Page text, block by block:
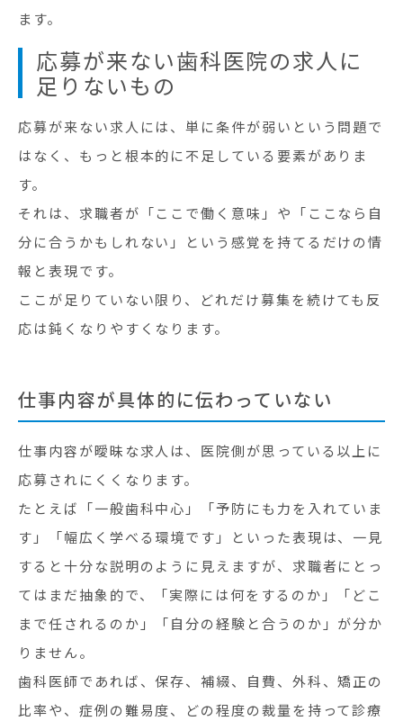
ます。
応募が来ない歯科医院の求人に
足りないもの
応募が来ない求人には、単に条件が弱いという問題で
はなく、もっと根本的に不足している要素がありま
す。
それは、求職者が「ここで働く意味」や「ここなら自
分に合うかもしれない」という感覚を持てるだけの情
報と表現です。
ここが足りていない限り、どれだけ募集を続けても反
応は鈍くなりやすくなります。
仕事内容が具体的に伝わっていない
仕事内容が曖昧な求人は、医院側が思っている以上に
応募されにくくなります。
たとえば「一般歯科中心」「予防にも力を入れていま
す」「幅広く学べる環境です」といった表現は、一見
すると十分な説明のように見えますが、求職者にとっ
てはまだ抽象的で、「実際には何をするのか」「どこ
まで任されるのか」「自分の経験と合うのか」が分か
りません。
歯科医師であれば、保存、補綴、自費、外科、矯正の
比率や、症例の難易度、どの程度の裁量を持って診療